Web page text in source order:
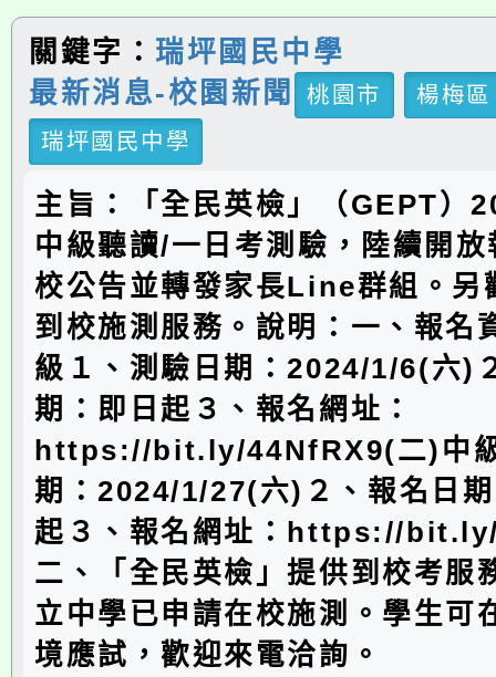
關鍵字： 瑞坪國民中學
最新消息-校園新聞
桃園市
楊梅區
瑞坪國民中學
主旨：「全民英檢」（GEPT）
中級聽讀/一日考測驗，陸續開
校公告並轉發家長Line群組。另
到校施測服務。說明：一、報名
級１、測驗日期：2024/1/6(六)
期：即日起３、報名網址：
https://bit.ly/44NfRX9(二)中
期：2024/1/27(六)２、報名日
起３、報名網址：https://
二、「全民英檢」提供到校考服
立中學已申請在校施測。學生可
境應試，歡迎來電洽詢。